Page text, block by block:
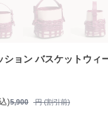
ション バスケットウィ
)5,900 円 (割引前)